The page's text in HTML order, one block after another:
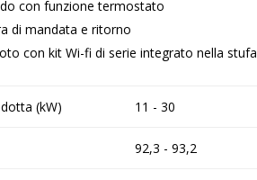
con funzione termostato
di mandata e ritorno
con kit Wi-fi di serie integrato nella stufa
(kW) 11 - 30
92,3 - 93,2